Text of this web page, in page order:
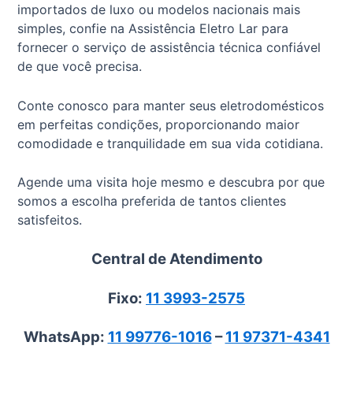
importados de luxo ou modelos nacionais mais
simples, confie na Assistência Eletro Lar para
fornecer o serviço de assistência técnica confiável
de que você precisa.
Conte conosco para manter seus eletrodomésticos
em perfeitas condições, proporcionando maior
comodidade e tranquilidade em sua vida cotidiana.
Agende uma visita hoje mesmo e descubra por que
somos a escolha preferida de tantos clientes
satisfeitos.
Central de Atendimento
Fixo: 11 3993-2575
WhatsApp: 11 99776-1016–11 97371-4341